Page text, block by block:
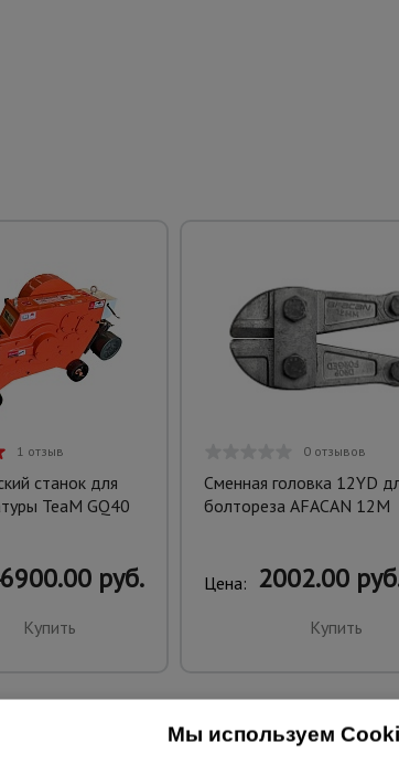
1 отзыв
станок для
TeaM GQ40
руб.
Купить
0 отзывов
Сменная головка 12YD
болтореза AFACAN 12M
Цена: 2002.00
Купить
Мы используем